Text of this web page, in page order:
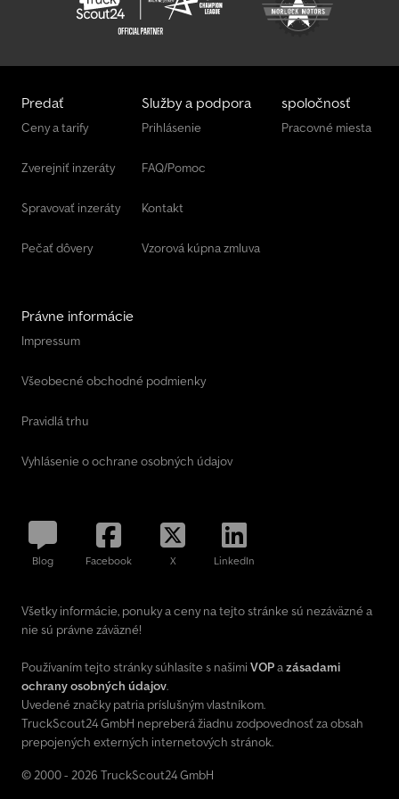
Hliníkové zasúvacie laty, Obrysové osvetlenie, Kotviace oká na
podlahe na upevnenie nákladu, Príprava na colné lano, Európske
Wardenga
Predať
Ceny a tarify
Zverejniť inzeráty
Spravovať inzeráty
Pečať dôvery
Služby a podpora
Prihlásenie
FAQ/Pomoc
Kontakt
Vzorová kúpna zmluva
spoločnosť
Pracovné miesta
Právne informácie
Impressum
Všeobecné obchodné podmienky
Pravidlá trhu
Vyhlásenie o ochrane osobných údajov
Blog Facebook X LinkedIn
Všetky informácie, ponuky a ceny na tejto stránke sú nezáväzné a
nie sú právne záväzné!
Používaním tejto stránky súhlasíte s našimi VOPazásadami
ochrany osobných údajov.
Uvedené značky patria príslušným vlastníkom.
TruckScout24 GmbH nepreberá žiadnu zodpovednosť za obsah
prepojených externých internetových stránok.
© 2000 - 2026 TruckScout24 GmbH